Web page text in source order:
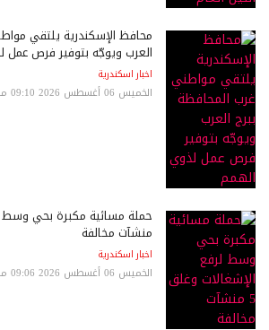
محافظ الإسكندرية يلتقي
العرب ويوجّه بتوفير فرص عمل
اخبار اسكندرية
الخميس 06 أغسطس 2026 09:10 مساءً
منشآت مخالفة
اخبار اسكندرية
الخميس 06 أغسطس 2026 09:06 مساءً